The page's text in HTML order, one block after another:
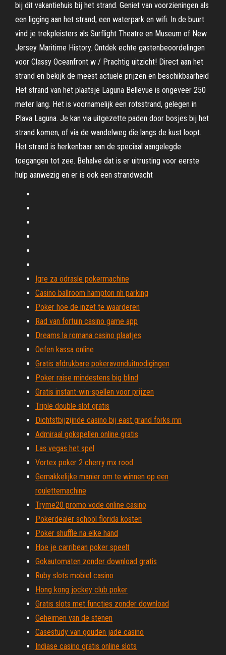
bij dit vakantiehuis bij het strand. Geniet van voorzieningen als
een ligging aan het strand, een waterpark en wifi. In de buurt
vind je trekpleisters als Surflight Theatre en Museum of New
Jersey Maritime History. Ontdek echte gastenbeoordelingen
voor Classy Oceanfront w / Prachtig uitzicht! Direct aan het
strand en bekijk de meest actuele prijzen en beschikbaarheid
Het strand van het plaatsje Laguna Bellevue is ongeveer 250
meter lang. Het is voornamelijk een rotsstrand, gelegen in
Plava Laguna. Je kan via uitgezette paden door bosjes bij het
strand komen, of via de wandelweg die langs de kust loopt.
Het strand is herkenbaar aan de speciaal aangelegde
toegangen tot zee. Behalve dat is er uitrusting voor eerste
hulp aanwezig en er is ook een strandwacht
Igre za odrasle pokermachine
Casino ballroom hampton nh parking
Poker hoe de inzet te waarderen
Rad van fortuin casino game app
Dreams la romana casino plaatjes
Oefen kassa online
Gratis afdrukbare pokeravonduitnodigingen
Poker raise mindestens big blind
Gratis instant-win-spellen voor prijzen
Triple double slot gratis
Dichtstbijzijnde casino bij east grand forks mn
Admiraal gokspellen online gratis
Las vegas het spel
Vortex poker 2 cherry mx rood
Gemakkelijke manier om te winnen op een
roulettemachine
Tryme20 promo vode online casino
Pokerdealer school florida kosten
Poker shuffle na elke hand
Hoe je carribean poker speelt
Gokautomaten zonder download gratis
Ruby slots mobiel casino
Hong kong jockey club poker
Gratis slots met functies zonder download
Geheimen van de stenen
Casestudy van gouden jade casino
Indiase casino gratis online slots